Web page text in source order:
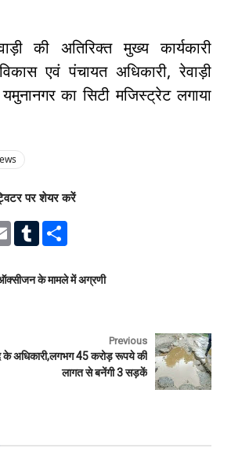
की अतिरिक्त मुख्य कार्यकारी
एवं पंचायत अधिकारी, रेवाड़ी
का सिटी मजिस्ट्रेट लगाया
पर शेयर करें
E
l
T
l
e
ऑक्सीजन के मामले में अग्रणी
Previous
के अधिकारी,लगभग 45 करोड़ रूपये की
लागत से बनेंगी 3 सड़कें